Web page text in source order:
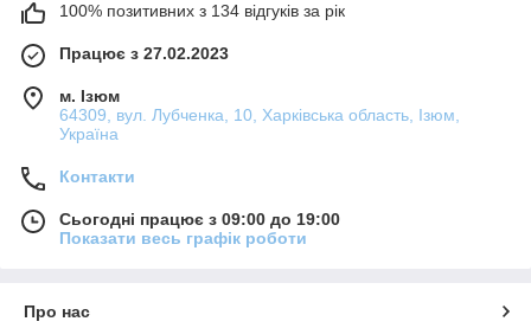
100% позитивних з 134 відгуків за рік
Працює з 27.02.2023
м. Ізюм
64309, вул. Лубченка, 10, Харківська область, Ізюм,
Україна
Контакти
Сьогодні працює з 09:00 до 19:00
Показати весь графік роботи
Про нас